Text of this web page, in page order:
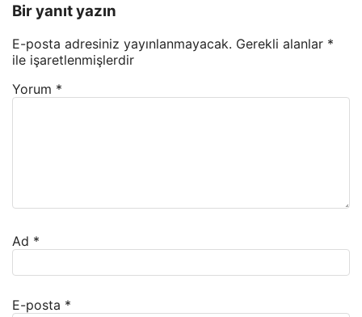
Bir yanıt yazın
E-posta adresiniz yayınlanmayacak. Gerekli alanlar *
ile işaretlenmişlerdir
Yorum *
Ad *
E-posta *